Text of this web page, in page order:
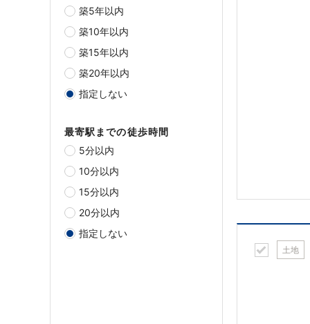
築5年以内
築10年以内
築15年以内
築20年以内
指定しない
最寄駅までの徒歩時間
5分以内
10分以内
15分以内
20分以内
指定しない
土地